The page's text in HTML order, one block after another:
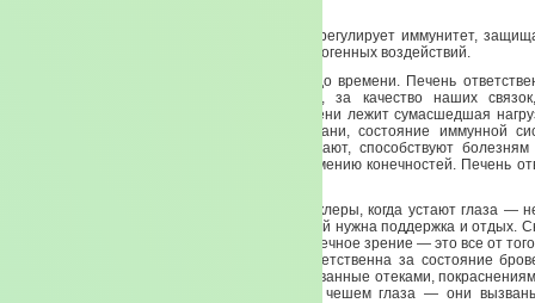
Выводит жиры, до тех пор, когда может. И регулирует иммунитет,
мир, нашу иммунную систему от вредных патогенных воздействий.
Естественно она все делает это до поры до времени. Печень
сухожилий, за так называемые растяжки, за качество наших
соединительную ткань, как таковую. На печени лежит сумасшедшая
активности. Состояние соединительной ткани, состояние иммунной
печень. Болезни печени, когда они возникают, способствуют
связочного аппарата, судорогам мышц, онемению конечностей. Печень
Когда слезятся глаза, когда у вас красные склеры, когда устают глаза —
Это ваша печень. Требует, вопит о том, что ей нужна поддержка и отдых.
активности, усталость, ухудшающееся сумеречное зрение — это все от
с печенью. Больше ни от чего. Печень ответственна за состояние
оболочки. Дело в том, что болезни глаз, вызванные отеками,
вывернутыми веками, когда мы постоянно чешем глаза — они